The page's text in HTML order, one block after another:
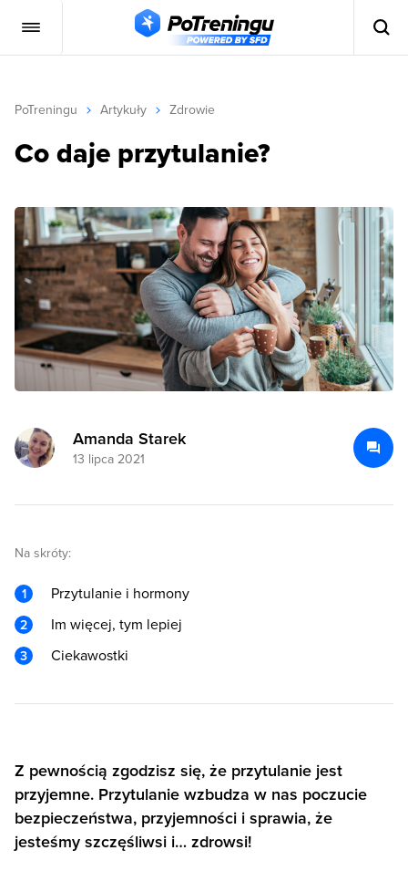
PoTreningu Artykuły Zdrowie
Co daje przytulanie?
Amanda Starek
13 lipca 2021
Na skróty:
Przytulanie i hormony
Im więcej, tym lepiej
Ciekawostki
Z pewnością zgodzisz się, że przytulanie jest
przyjemne. Przytulanie wzbudza w nas poczucie
bezpieczeństwa, przyjemności i sprawia, że
jesteśmy szczęśliwsi i… zdrowsi!